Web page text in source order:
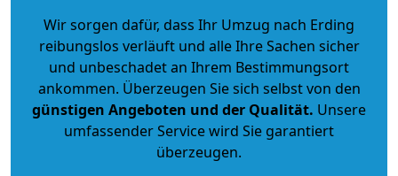
Wir sorgen dafür, dass Ihr Umzug nach Erding
reibungslos verläuft und alle Ihre Sachen sicher
und unbeschadet an Ihrem Bestimmungsort
ankommen. Überzeugen Sie sich selbst von den
günstigen Angeboten und der Qualität. Unsere
umfassender Service wird Sie garantiert
überzeugen.